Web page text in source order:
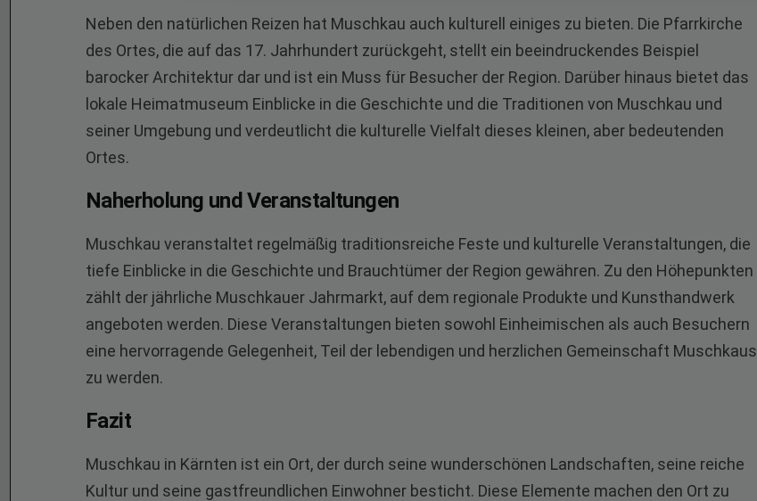
Neben den natürlichen Reizen hat Muschkau auch kulturell einiges zu bieten. Die Pfarrkirche
des Ortes, die auf das 17. Jahrhundert zurückgeht, stellt ein beeindruckendes Beispiel
barocker Architektur dar und ist ein Muss für Besucher der Region. Darüber hinaus bietet das
lokale Heimatmuseum Einblicke in die Geschichte und die Traditionen von Muschkau und
seiner Umgebung und verdeutlicht die kulturelle Vielfalt dieses kleinen, aber bedeutenden
Ortes.
Naherholung und Veranstaltungen
Muschkau veranstaltet regelmäßig traditionsreiche Feste und kulturelle Veranstaltungen, die
tiefe Einblicke in die Geschichte und Brauchtümer der Region gewähren. Zu den Höhepunkten
zählt der jährliche Muschkauer Jahrmarkt, auf dem regionale Produkte und Kunsthandwerk
angeboten werden. Diese Veranstaltungen bieten sowohl Einheimischen als auch Besuchern
eine hervorragende Gelegenheit, Teil der lebendigen und herzlichen Gemeinschaft Muschkaus
zu werden.
Fazit
Muschkau in Kärnten ist ein Ort, der durch seine wunderschönen Landschaften, seine reiche
Kultur und seine gastfreundlichen Einwohner besticht. Diese Elemente machen den Ort zu